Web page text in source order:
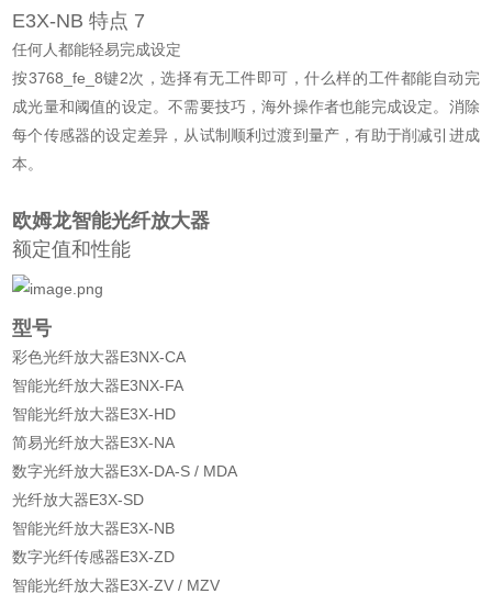
E3X-NB 特点 7
任何人都能轻易完成设定
按3768_fe_8键2次，选择有无工件即可，什么样的工件都能自动完
成光量和阈值的设定。不需要技巧，海外操作者也能完成设定。消除
每个传感器的设定差异，从试制顺利过渡到量产，有助于削减引进成
本。
欧姆龙智能光纤放大器
额定值和性能
型号
彩色光纤放大器E3NX-CA
智能光纤放大器E3NX-FA
智能光纤放大器E3X-HD
简易光纤放大器E3X-NA
数字光纤放大器E3X-DA-S / MDA
光纤放大器E3X-SD
智能光纤放大器E3X-NB
数字光纤传感器E3X-ZD
智能光纤放大器E3X-ZV / MZV